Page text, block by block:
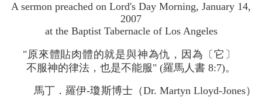
A sermon preached on Lord's Day Morning, January 14,
2007
at the Baptist Tabernacle of Los Angeles
"原來體貼肉體的就是與神為仇，因為〔它〕
不服神的律法，也是不能服" (羅馬人書 8:7)。
馬丁．羅伊-瓊斯博士（Dr. Martyn Lloyd-Jones）